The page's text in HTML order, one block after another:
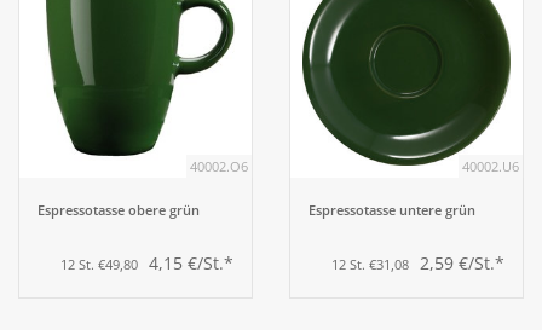
Tafeln
Einrichtung
Berufsbekleidung
40002.O6
Espressotasse obere grün
12 St. €49,80 4,15 €/St.*
40002.U6
Espressotasse untere grün
12 St. €31,08 2,59 €/St.*